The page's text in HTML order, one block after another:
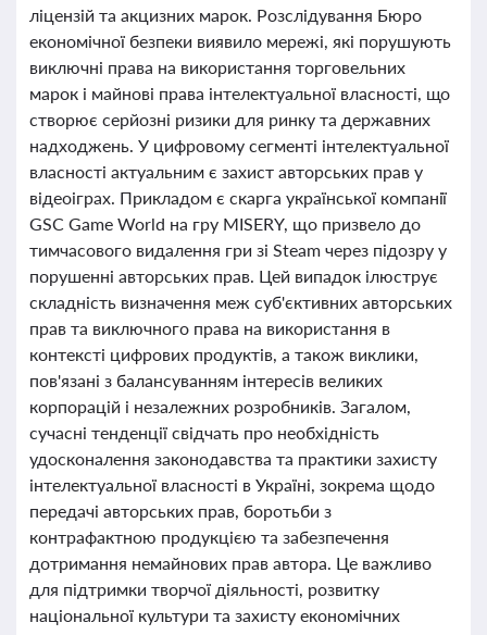
ліцензій та акцизних марок. Розслідування Бюро
економічної безпеки виявило мережі, які порушують
виключні права на використання торговельних
марок і майнові права інтелектуальної власності, що
створює серйозні ризики для ринку та державних
надходжень. У цифровому сегменті інтелектуальної
власності актуальним є захист авторських прав у
відеоіграх. Прикладом є скарга української компанії
GSC Game World на гру MISERY, що призвело до
тимчасового видалення гри зі Steam через підозру у
порушенні авторських прав. Цей випадок ілюструє
складність визначення меж суб'єктивних авторських
прав та виключного права на використання в
контексті цифрових продуктів, а також виклики,
пов'язані з балансуванням інтересів великих
корпорацій і незалежних розробників. Загалом,
сучасні тенденції свідчать про необхідність
удосконалення законодавства та практики захисту
інтелектуальної власності в Україні, зокрема щодо
передачі авторських прав, боротьби з
контрафактною продукцією та забезпечення
дотримання немайнових прав автора. Це важливо
для підтримки творчої діяльності, розвитку
національної культури та захисту економічних